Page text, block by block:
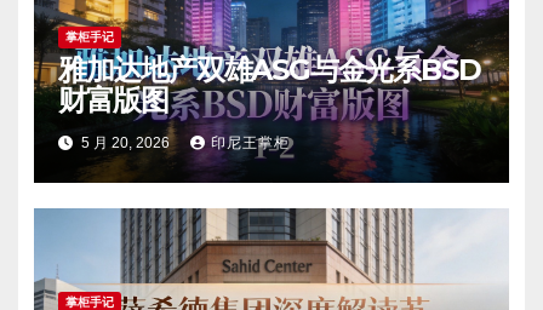
掌柜手记
雅加达地产双雄ASG与金光系BSD
财富版图
5 月 20, 2026 印尼王掌柜
掌柜手记